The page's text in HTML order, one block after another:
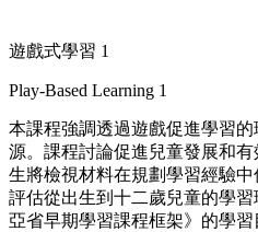
遊戲式學習 1
Play-Based Learning 1
本課程強調透過遊戲促進學習
源。課程討論促進兒童發展和
生將檢視材料在規劃學習經驗
評估從出生到十二歲兒童的學
亞省早期學習課程框架》的學